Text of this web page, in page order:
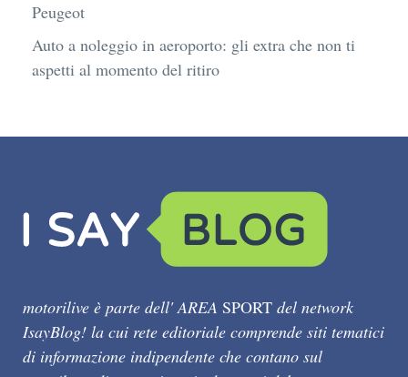
Peugeot
Auto a noleggio in aeroporto: gli extra che non ti
aspetti al momento del ritiro
motorilive è parte dell' AREA SPORT del network
IsayBlog! la cui rete editoriale comprende siti tematici
di informazione indipendente che contano sul